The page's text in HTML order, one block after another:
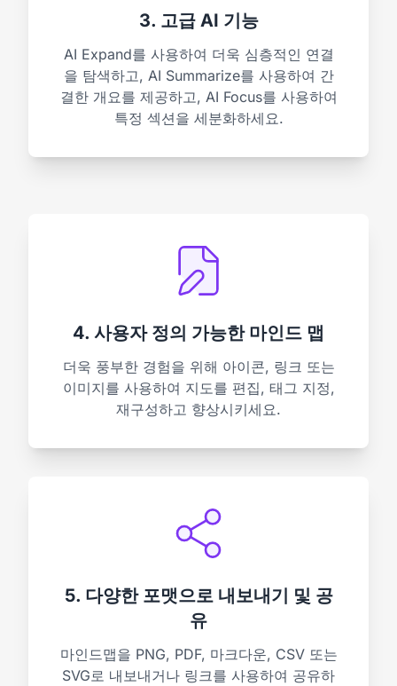
3. 고급 AI 기능
AI Expand를 사용하여 더욱 심층적인 연결
을 탐색하고, AI Summarize를 사용하여 간
결한 개요를 제공하고, AI Focus를 사용하여
특정 섹션을 세분화하세요.
4. 사용자 정의 가능한 마인드 맵
더욱 풍부한 경험을 위해 아이콘, 링크 또는
이미지를 사용하여 지도를 편집, 태그 지정,
재구성하고 향상시키세요.
5. 다양한 포맷으로 내보내기 및 공
유
마인드맵을 PNG, PDF, 마크다운, CSV 또는
SVG로 내보내거나 링크를 사용하여 공유하